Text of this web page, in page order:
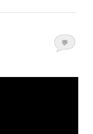
💬
öffnen>